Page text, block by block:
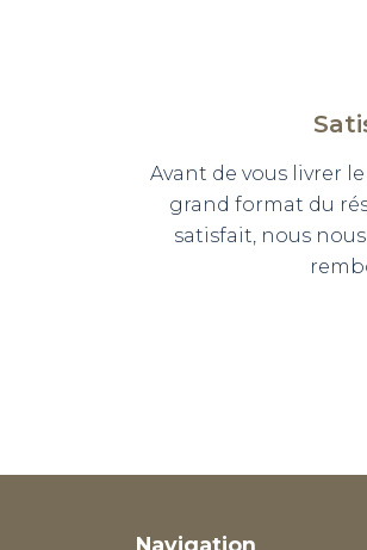
Avant de vous livrer
grand format du
satisfait, nous